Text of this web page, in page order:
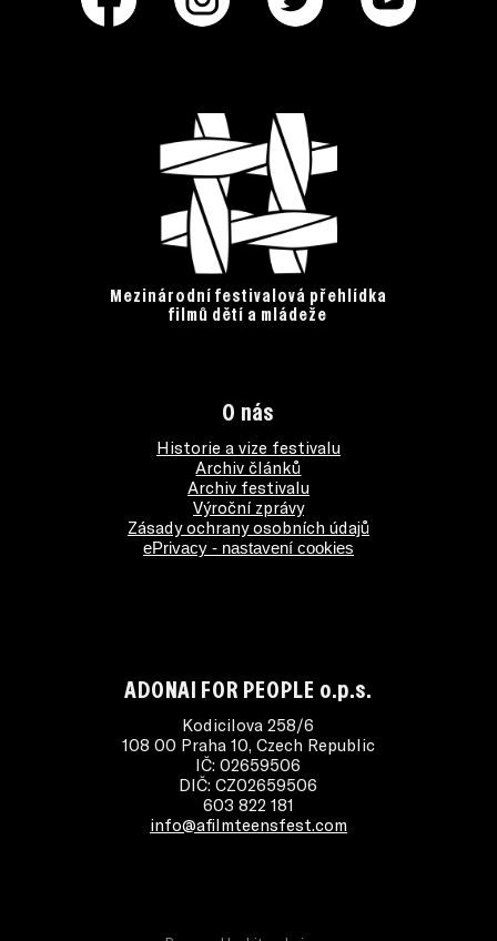
Mezinárodní festivalová přehlídka
filmů dětí a mládeže
O nás
Historie a vize festivalu
Archiv článků
Archiv festivalu
Výroční zprávy
Zásady ochrany osobních údajů
ePrivacy - nastavení cookies
ADONAI FOR PEOPLE o.p.s.
Kodicilova 258/6
108 00 Praha 10, Czech Republic
IČ: 02659506
DIČ: CZ02659506
603 822 181
info@afilmteensfest.com